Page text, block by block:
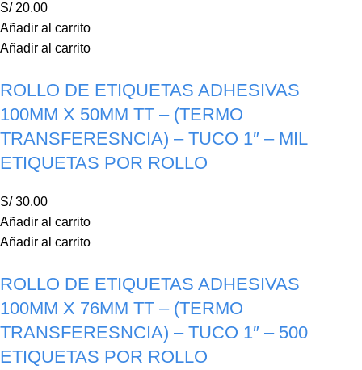
S/20.00
Añadir al carrito
Añadir al carrito
ROLLO DE ETIQUETAS ADHESIVAS
100MM X 50MM TT – (TERMO
TRANSFERESNCIA) – TUCO 1″ – MIL
ETIQUETAS POR ROLLO
S/30.00
Añadir al carrito
Añadir al carrito
ROLLO DE ETIQUETAS ADHESIVAS
100MM X 76MM TT – (TERMO
TRANSFERESNCIA) – TUCO 1″ – 500
ETIQUETAS POR ROLLO